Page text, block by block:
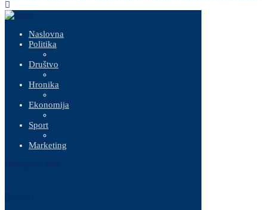
Naslovna
Politika
Društvo
Hronika
Ekonomija
Sport
Marketing